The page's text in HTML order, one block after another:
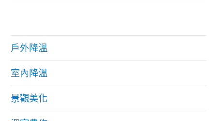
戶外降溫
室內降溫
景觀美化